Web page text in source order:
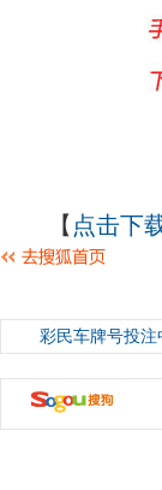
【 点击下
彩民车牌号投注